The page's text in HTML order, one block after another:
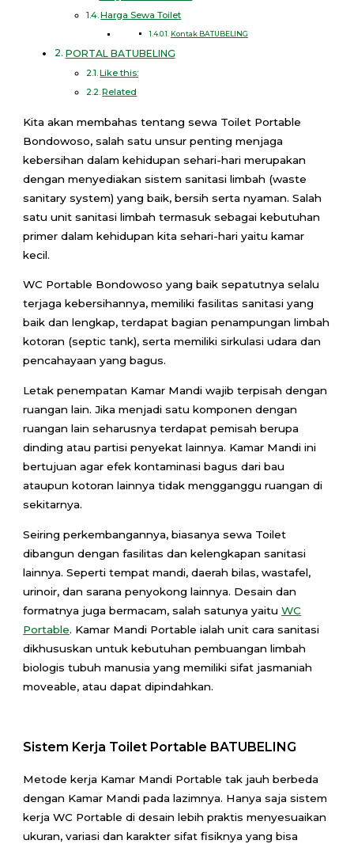
Harga Sewa Toilet
Kontak BATUBELING
PORTAL BATUBELING
Like this:
Related
Kita akan membahas tentang sewa Toilet Portable
Bondowoso, salah satu unsur penting menjaga
kebersihan dalam kehidupan sehari-hari merupakan
dengan menyediakan sistem sanitasi limbah (waste
sanitary system) yang baik, bersih serta nyaman. Salah
satu unit sanitasi limbah termasuk sebagai kebutuhan
primer dalam kehidupan kita sehari-hari yaitu kamar
kecil.
WC Portable Bondowoso yang baik sepatutnya selalu
terjaga kebersihannya, memiliki fasilitas sanitasi yang
baik dan lengkap, terdapat bagian penampungan limbah
kotoran (septic tank), serta memiliki sirkulasi udara dan
pencahayaan yang bagus.
Letak penempatan Kamar Mandi wajib terpisah dengan
ruangan lain. Jika menjadi satu komponen dengan
ruangan lain seharusnya terdapat pemisah berupa
dinding atau partisi penyekat lainnya. Kamar Mandi ini
bertujuan agar efek kontaminasi bagus dari bau
ataupun kotoran lainnya tidak mengganggu ruangan di
sekitarnya.
Seiring perkembangannya, biasanya sewa Toilet
dibangun dengan fasilitas dan kelengkapan sanitasi
lainnya. Seperti tempat mandi, daerah bilas, wastafel,
urinoir, dan sarana penyokong lainnya. Desain dan
formatnya juga bermacam, salah satunya yaituWC
Portable. Kamar Mandi Portable ialah unit cara sanitasi
dikhususkan untuk kebutuhan pembuangan limbah
biologis tubuh manusia yang memiliki sifat jasmaniah
moveable, atau dapat dipindahkan.
Sistem Kerja Toilet Portable BATUBELING
Metode kerja Kamar Mandi Portable tak jauh berbeda
dengan Kamar Mandi pada lazimnya. Hanya saja sistem
kerja WC Portable di desain lebih praktis menyesuaikan
ukuran, variasi dan karakter sifat fisiknya yang bisa